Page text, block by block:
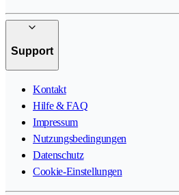
Support
Kontakt
Hilfe & FAQ
Impressum
Nutzungsbedingungen
Datenschutz
Cookie-Einstellungen